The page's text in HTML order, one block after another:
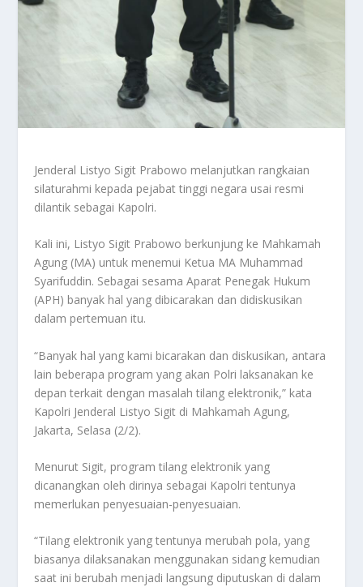
Jenderal Listyo Sigit Prabowo melanjutkan rangkaian
silaturahmi kepada pejabat tinggi negara usai resmi
dilantik sebagai Kapolri.
Kali ini, Listyo Sigit Prabowo berkunjung ke Mahkamah
Agung (MA) untuk menemui Ketua MA Muhammad
Syarifuddin. Sebagai sesama Aparat Penegak Hukum
(APH) banyak hal yang dibicarakan dan didiskusikan
dalam pertemuan itu.
“Banyak hal yang kami bicarakan dan diskusikan, antara
lain beberapa program yang akan Polri laksanakan ke
depan terkait dengan masalah tilang elektronik,” kata
Kapolri Jenderal Listyo Sigit di Mahkamah Agung,
Jakarta, Selasa (2/2).
Menurut Sigit, program tilang elektronik yang
dicanangkan oleh dirinya sebagai Kapolri tentunya
memerlukan penyesuaian-penyesuaian.
“Tilang elektronik yang tentunya merubah pola, yang
biasanya dilaksanakan menggunakan sidang kemudian
saat ini berubah menjadi langsung diputuskan di dalam